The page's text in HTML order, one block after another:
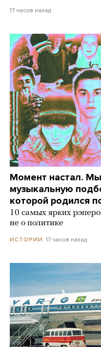
17 часов назад
Момент настал.
музыкальную
которой родился
10 самых ярких
не о политике
ИСТОРИИ 17 часов назад